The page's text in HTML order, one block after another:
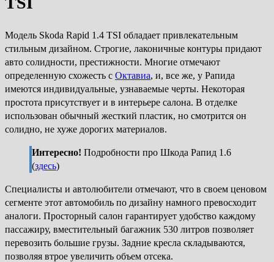
Модель Skoda Rapid 1.4 TSI обладает привлекательным
стильным дизайном. Строгие, лаконичные контуры придают
авто солидности, престижности. Многие отмечают
определенную схожесть с Октавиа, и, все же, у Рапида
имеются индивидуальные, узнаваемые черты. Некоторая
простота присутствует и в интерьере салона. В отделке
использован обычный жесткий пластик, но смотрится он
солидно, не хуже дорогих материалов.
Интересно! Подробности про Шкода Рапид 1.6
(здесь)
Специалисты и автолюбители отмечают, что в своем ценовом
сегменте этот автомобиль по дизайну намного превосходит
аналоги. Просторный салон гарантирует удобство каждому
пассажиру, вместительный багажник 530 литров позволяет
перевозить большие грузы. Задние кресла складываются,
позволяя втрое увеличить объем отсека.